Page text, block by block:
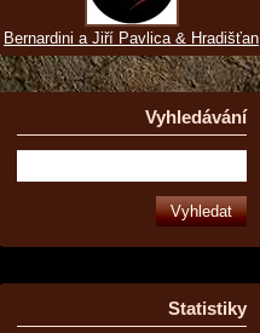
Bernardini a Jiří Pavlica & Hradišťan
Vyhledávání
Statistiky